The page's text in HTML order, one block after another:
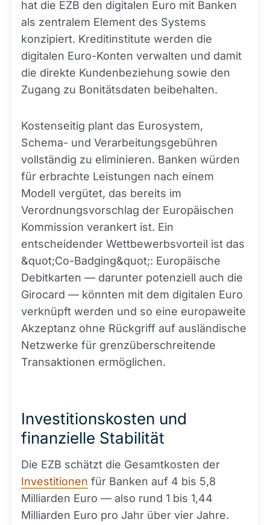
hat die EZB den digitalen Euro mit Banken
als zentralem Element des Systems
konzipiert. Kreditinstitute werden die
digitalen Euro-Konten verwalten und damit
die direkte Kundenbeziehung sowie den
Zugang zu Bonitätsdaten beibehalten.
Kostenseitig plant das Eurosystem,
Schema- und Verarbeitungsgebühren
vollständig zu eliminieren. Banken würden
für erbrachte Leistungen nach einem
Modell vergütet, das bereits im
Verordnungsvorschlag der Europäischen
Kommission verankert ist. Ein
entscheidender Wettbewerbsvorteil ist das
&quot;Co-Badging&quot;: Europäische
Debitkarten — darunter potenziell auch die
Girocard — könnten mit dem digitalen Euro
verknüpft werden und so eine europaweite
Akzeptanz ohne Rückgriff auf ausländische
Netzwerke für grenzüberschreitende
Transaktionen ermöglichen.
Investitionskosten und
finanzielle Stabilität
Die EZB schätzt die Gesamtkosten der
Investitionen für Banken auf 4 bis 5,8
Milliarden Euro — also rund 1 bis 1,44
Milliarden Euro pro Jahr über vier Jahre.